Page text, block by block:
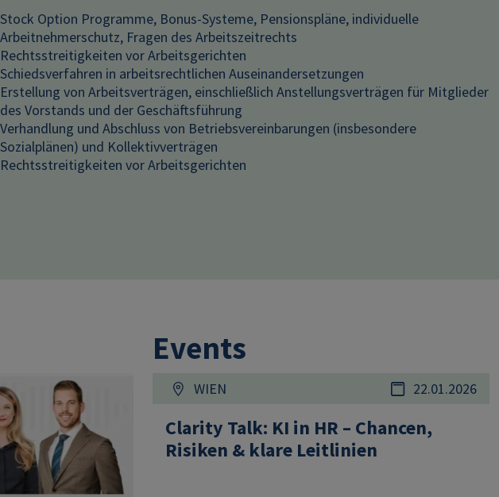
Stock Option Programme, Bonus-Systeme, Pensionspläne, individuelle
Arbeitnehmerschutz, Fragen des Arbeitszeitrechts
Rechtsstreitigkeiten vor Arbeitsgerichten
Schiedsverfahren in arbeitsrechtlichen Auseinandersetzungen
Erstellung von Arbeitsverträgen, einschließlich Anstellungsverträgen für Mitglieder
des Vorstands und der Geschäftsführung
Verhandlung und Abschluss von Betriebsvereinbarungen (insbesondere
Sozialplänen) und Kollektivverträgen
Rechtsstreitigkeiten vor Arbeitsgerichten
Events
WIEN 22.01.2026
Clarity Talk: KI in HR – Chancen,
Risiken & klare Leitlinien